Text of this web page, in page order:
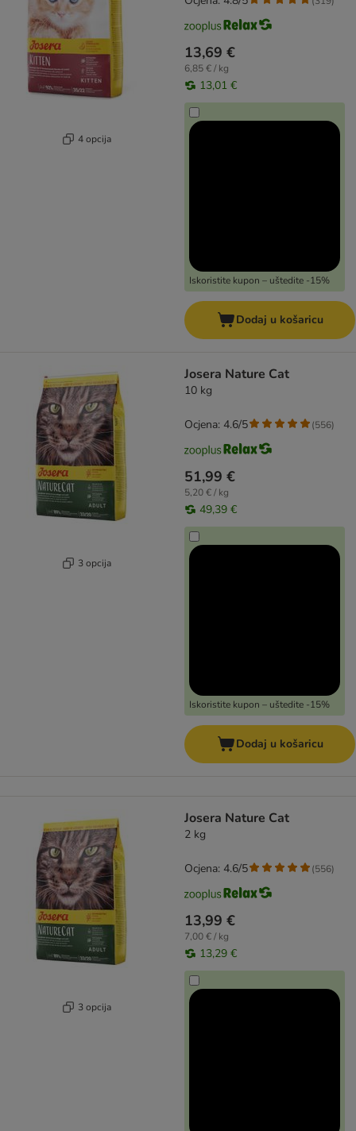
4 opcija
13,69 €
6,85 € / kg
13,01 €
Iskoristite kupon – uštedite -15%
Dodaj u košaricu
3 opcija
Josera Nature Cat
10 kg
51,99 €
5,20 € / kg
49,39 €
Iskoristite kupon – uštedite -15%
Ocjena: 4.6/5 (556)
Dodaj u košaricu
3 opcija
Josera Nature Cat
2 kg
13,99 €
7,00 € / kg
13,29 €
Ocjena: 4.6/5 (556)